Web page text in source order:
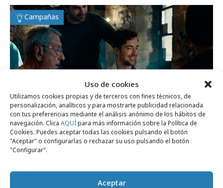
Uso de cookies
Utilizamos cookies propias y de terceros con fines técnicos, de
personalización, analíticos y para mostrarte publicidad relacionada
con tus preferencias mediante el análisis anónimo de los hábitos de
navegación. Clica AQUÍpara más información sobre la Política de
Cookies. Puedes aceptar todas las cookies pulsando el botón
"Aceptar" o configurarlas o rechazar su uso pulsando el botón
"Configurar".
Aceptar
Campañas
jueves, 23 de julio 2026
Mutua Madrileña estrena su nueva